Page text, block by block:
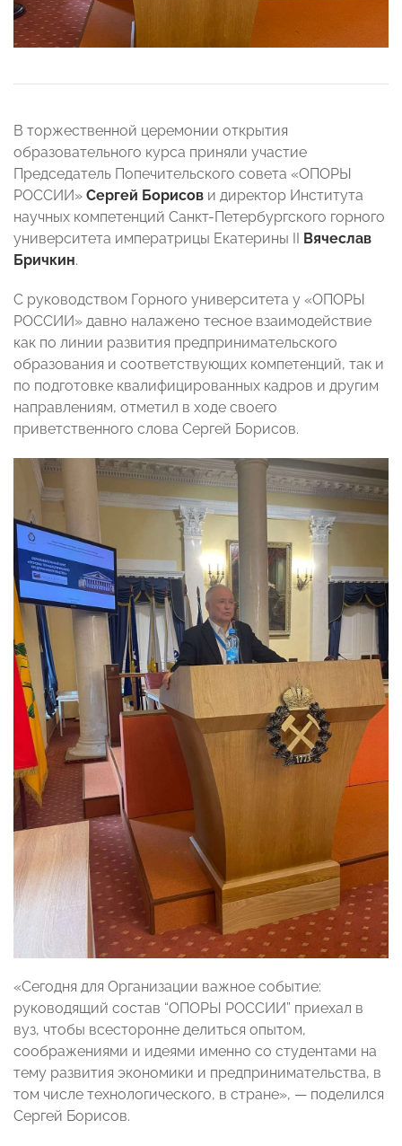
В торжественной церемонии открытия
образовательного курса приняли участие
Председатель Попечительского совета «ОПОРЫ
РОССИИ» Сергей Борисов и директор Института
научных компетенций Санкт-Петербургского горного
университета императрицы Екатерины II
Вячеслав
Бричкин.
С руководством Горного университета у «ОПОРЫ
РОССИИ» давно налажено тесное взаимодействие
как по линии развития предпринимательского
образования и соответствующих компетенций, так и
по подготовке квалифицированных кадров и другим
направлениям, отметил в ходе своего
приветственного слова Сергей Борисов.
«Сегодня для Организации важное событие:
руководящий состав “ОПОРЫ РОССИИ” приехал в
вуз, чтобы всесторонне делиться опытом,
соображениями и идеями именно со студентами на
тему развития экономики и предпринимательства, в
том числе технологического, в стране», — поделился
Сергей Борисов.